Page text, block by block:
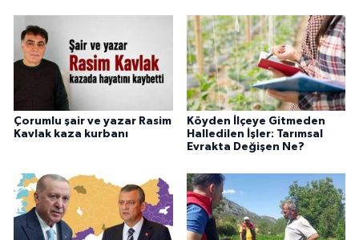
Çorumlu şair ve yazar Rasim
Kavlak kaza kurbanı
Köyden İlçeye Gitmeden
Halledilen İşler: Tarımsal
Evrakta Değişen Ne?